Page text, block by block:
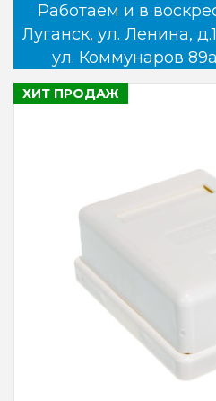
Работаем и в
Луганск, ул. Ленина,
ул. Коммунаров
ХИТ ПРОДАЖ